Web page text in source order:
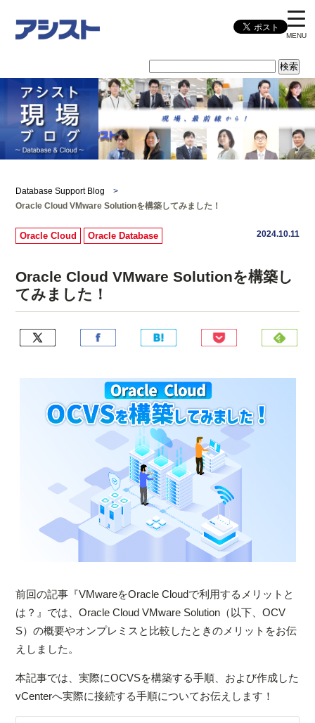
MENU
Database Support Blog
>
Oracle Cloud VMware Solutionを構築してみました！
Oracle Cloud Oracle Database 2024.10.11
Oracle Cloud VMware Solutionを構築し
てみました！
前回の記事『VMwareをOracle Cloudで利用するメリットと
は？』では、Oracle Cloud VMware Solution（以下、OCV
S）の概要やオンプレミスと比較したときのメリットをお伝
えしました。
本記事では、実際にOCVSを構築する手順、および作成した
vCenterへ実際に接続する手順についてお伝えします！